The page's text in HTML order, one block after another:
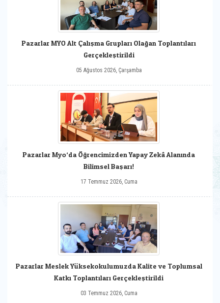
Pazarlar MYO Alt Çalışma Grupları Olağan Toplantıları
Gerçekleştirildi
05 Ağustos 2026, Çarşamba
Pazarlar Myo‘da Öğrencimizden Yapay Zekâ Alanında
Bilimsel Başarı!
17 Temmuz 2026, Cuma
Pazarlar Meslek Yüksekokulumuzda Kalite ve Toplumsal
Katkı Toplantıları Gerçekleştirildi
03 Temmuz 2026, Cuma